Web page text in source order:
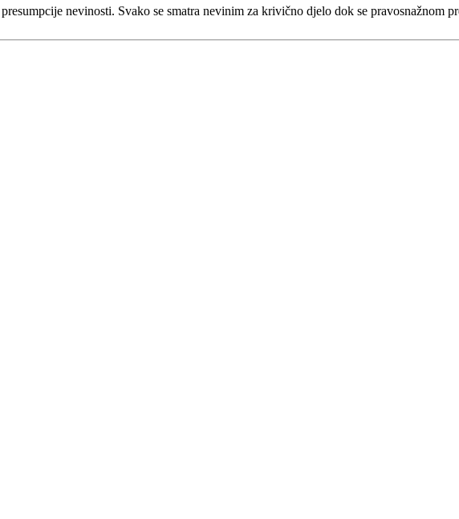
nevinosti. Svako se smatra nevinim za krivično djelo dok se pravosnažnom